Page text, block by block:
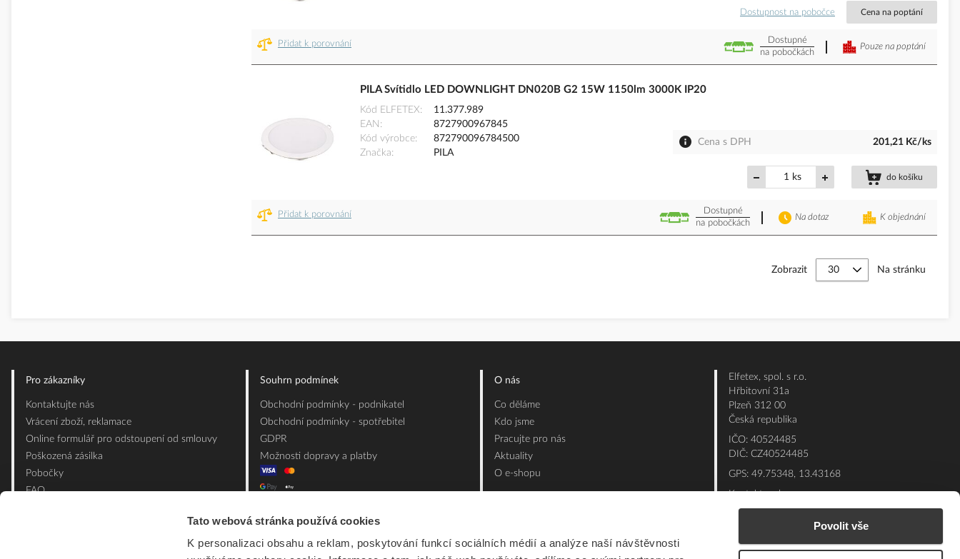
Tato webová stránka používá cookies
K personalizaci obsahu a reklam, poskytování funkcí sociálních médií a analýze naší návštěvnosti
Povolit vše
Dostupnost na pobočce Cena na poptání
Přidat k porovnání
Dostupné
na pobočkách
Pouze na poptání
PILA Svítidlo LED DOWNLIGHT DN020B G2 15W 1150lm 3000K IP20
Kód ELFETEX
11.377.989
EAN
8727900967845
Kód výrobce
872790096784500
Značka
PILA
Cena s DPH 201,21 Kč/ks
ks do košíku
Přidat k porovnání
Dostupné
na pobočkách
K objednání
Na dotaz
Zobrazit Na stránku
Pro zákazníky
Kontaktujte nás
Vrácení zboží, reklamace
Online formulář pro odstoupení od smlouvy
Poškozená zásilka
Pobočky
FAQ
Souhrn podmínek
Obchodní podmínky - podnikatel
Obchodní podmínky - spotřebitel
GDPR
Možnosti dopravy a platby
O nás
Co děláme
Kdo jsme
Pracujte pro nás
Aktuality
O e-shopu
Elfetex, spol. s r.o.
Hřbitovní 31a
Plzeň 312 00
Česká republika
IČO: 40524485
DIČ: CZ40524485
GPS: 49.75348, 13.43168
Kontakt e-shop:
Po - Pá: 7:00 - 15:30
377 432 365
Technická podpora: 377 432 311